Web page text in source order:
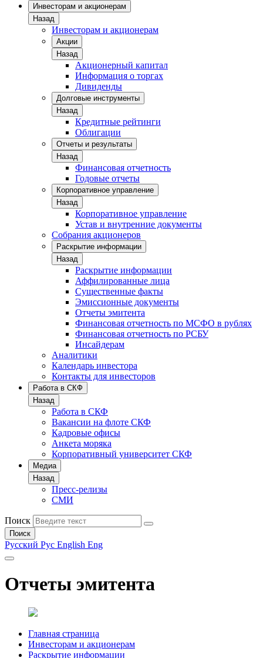
Инвесторам и акционерам
Назад
Инвесторам и акционерам
Акции
Назад
Акционерный капитал
Информация о торгах
Дивиденды
Долговые инструменты
Назад
Кредитные рейтинги
Облигации
Отчеты и результаты
Назад
Финансовая отчетность
Годовые отчеты
Корпоративное управление
Назад
Корпоративное управление
Устав и внутренние документы
Собрания акционеров
Раскрытие информации
Назад
Раскрытие информации
Аффилированные лица
Существенные факты
Эмиссионные документы
Отчеты эмитента
Финансовая отчетность по МСФО в рублях
Финансовая отчетность по РСБУ
Инсайдерам
Аналитики
Календарь инвестора
Контакты для инвесторов
Работа в СКФ
Назад
Работа в СКФ
Вакансии на флоте СКФ
Кадровые офисы
Анкета моряка
Корпоративный университет СКФ
Медиа
Назад
Пресс-релизы
СМИ
Поиск
Поиск
Русский Рус English Eng
Отчеты эмитента
Главная страница
Инвесторам и акционерам
Раскрытие информации